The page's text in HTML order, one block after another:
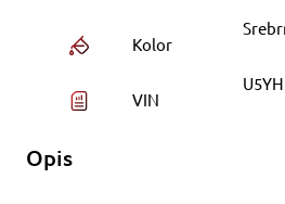
Kolor
VIN
Opis